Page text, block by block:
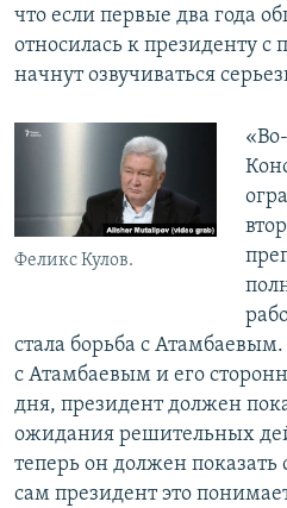
что если первые два года
относилась к президенту
начнут озвучиваться
Феликс Кулов.
стала борьба с
с Атамбаевым и его
дня, президент должен
ожидания решительных
теперь он должен
сам президент это